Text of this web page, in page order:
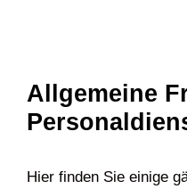
Allgemeine
Hier finden Sie einige